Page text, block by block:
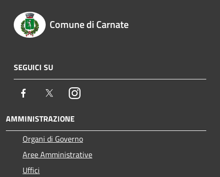
Comune di Carnate
SEGUICI SU
Facebook TwitterInstagram
AMMINISTRAZIONE
Organi di Governo
Aree Amministrative
Uffici